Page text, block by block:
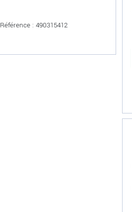
Référence : 490315412